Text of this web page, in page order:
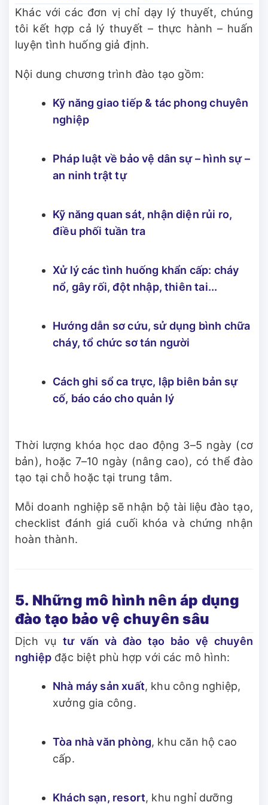
Khác với các đơn vị chỉ dạy lý thuyết, chúng
tôi kết hợp cả lý thuyết – thực hành – huấn
luyện tình huống giả định.
Nội dung chương trình đào tạo gồm:
Kỹ năng giao tiếp & tác phong chuyên
nghiệp
Pháp luật về bảo vệ dân sự – hình sự –
an ninh trật tự
Kỹ năng quan sát, nhận diện rủi ro,
điều phối tuần tra
Xử lý các tình huống khẩn cấp: cháy
nổ, gây rối, đột nhập, thiên tai...
Hướng dẫn sơ cứu, sử dụng bình chữa
cháy, tổ chức sơ tán người
Cách ghi sổ ca trực, lập biên bản sự
cố, báo cáo cho quản lý
Thời lượng khóa học dao động 3–5 ngày (cơ
bản), hoặc 7–10 ngày (nâng cao), có thể đào
tạo tại chỗ hoặc tại trung tâm.
Mỗi doanh nghiệp sẽ nhận bộ tài liệu đào tạo,
checklist đánh giá cuối khóa và chứng nhận
hoàn thành.
5. Những mô hình nên áp dụng
đào tạo bảo vệ chuyên sâu
Dịch vụtư vấn và đào tạo bảo vệ chuyên
nghiệp đặc biệt phù hợp với các mô hình:
Nhà máy sản xuất, khu công nghiệp,
xưởng gia công.
Tòa nhà văn phòng, khu căn hộ cao
cấp.
Khách sạn, resort, khu nghỉ dưỡng